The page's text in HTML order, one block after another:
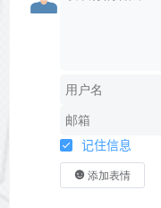
记住信息
添加表情